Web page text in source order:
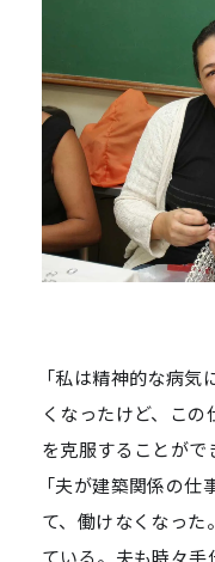
「私は精神的な病
くなったけど、こ
を克服することがで
「夫が建築関係の
て、働けなくなった